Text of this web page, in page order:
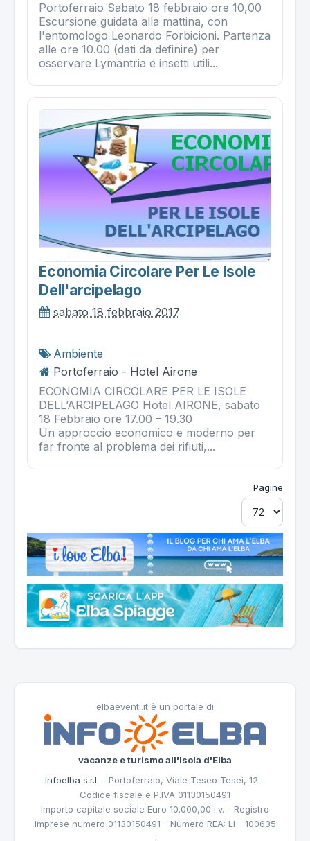
Portoferraio Sabato 18 febbraio ore 10,00
Escursione guidata alla mattina, con
l'entomologo Leonardo Forbicioni. Partenza
alle ore 10.00 (dati da definire) per
osservare Lymantria e insetti utili...
Economia Circolare Per Le Isole
Dell'arcipelago
sabato 18 febbraio 2017
Ambiente
Portoferraio - Hotel Airone
ECONOMIA CIRCOLARE PER LE ISOLE
DELL’ARCIPELAGO Hotel AIRONE, sabato
18 Febbraio ore 17.00 – 19.30
Un approccio economico e moderno per
far fronte al problema dei rifiuti,...
Pagine
elbaeventi.it è un portale di
vacanze e turismo all'Isola d'Elba
Infoelba s.r.l. - Portoferraio, Viale Teseo Tesei, 12 -
Codice fiscale e P.IVA 01130150491
Importo capitale sociale Euro 10.000,00 i.v. - Registro
imprese numero 01130150491 - Numero REA: LI - 100635